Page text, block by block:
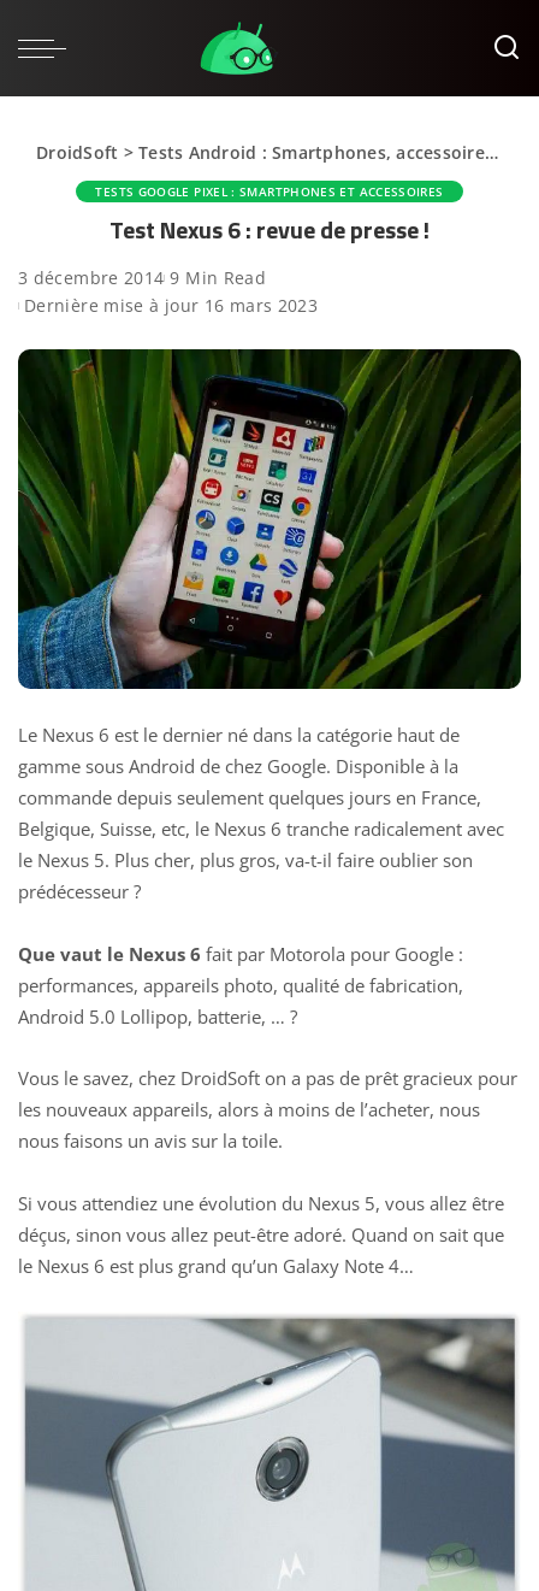
DroidSoft >Tests Android : Smartphones, accessoires et applications
TESTS GOOGLE PIXEL : SMARTPHONES ET ACCESSOIRES
Test Nexus 6 : revue de presse !
3 décembre 2014 9 Min Read
Dernière mise à jour 16 mars 2023
Le Nexus 6 est le dernier né dans la catégorie haut de
gamme sous Android de chez Google. Disponible à la
commande depuis seulement quelques jours en France,
Belgique, Suisse, etc, le Nexus 6 tranche radicalement avec
le Nexus 5. Plus cher, plus gros, va-t-il faire oublier son
prédécesseur ?
Que vaut le Nexus 6 fait par Motorola pour Google :
performances, appareils photo, qualité de fabrication,
Android 5.0 Lollipop, batterie, … ?
Vous le savez, chez DroidSoft on a pas de prêt gracieux pour
les nouveaux appareils, alors à moins de l’acheter, nous
nous faisons un avis sur la toile.
Si vous attendiez une évolution du Nexus 5, vous allez être
déçus, sinon vous allez peut-être adoré. Quand on sait que
le Nexus 6 est plus grand qu’un Galaxy Note 4…